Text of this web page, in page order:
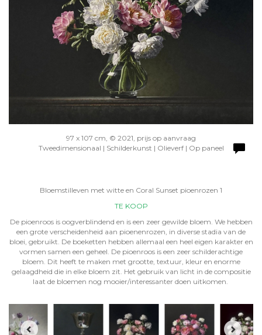
97 x 107 cm, © 2021, prijs op aanvraag
Tweedimensionaal | Schilderkunst | Olieverf | Op paneel
Bloemstilleven met witte en Coral Sunset pioenrozen 1
TE KOOP
De pioenroos is oogverblindend en is een zeer gewilde bloem. We hebben
een grote verscheidenheid aan pioenenrozen, in diverse stadia van de
bloei, gebruikt. De boeketten hebben allemaal een heel eigen karakter en
vormen samen een geheel. De pioenroos is een zeer schilderachtige
bloem. Dit heeft te maken met grootte, textuur, kleur en enorme
gelaagdheid die in elke bloem zit. Het gebruik van licht in de compositie
laat de bloemen nog mooier/interessanter doen uitkomen.